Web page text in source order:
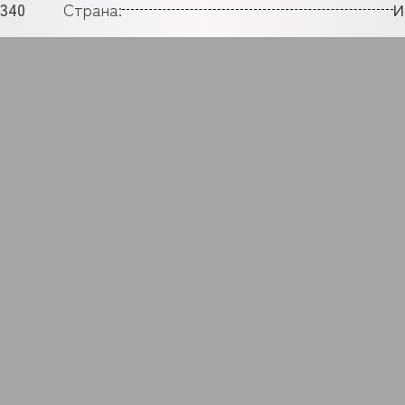
Страна: